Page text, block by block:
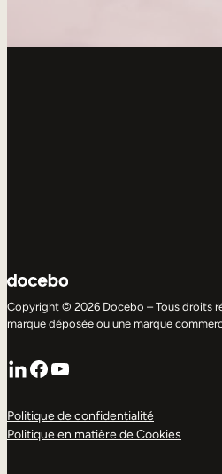
Copyright © 2026 Docebo – Tous droits
marque déposée ou une marque
LinkedIn
Facebook
YouTube
Politique de confidentialité
Politique en matière de Cookies